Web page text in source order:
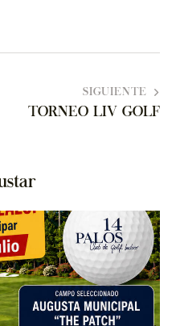
SIGUIENTE
TORNEO LIV GOLF